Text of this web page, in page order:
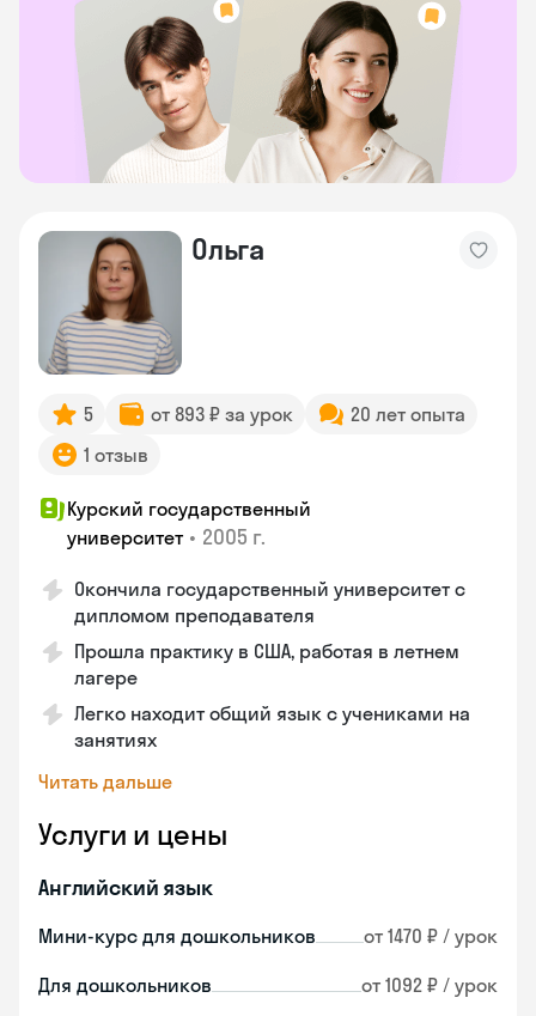
Ольга
5 от 893 ₽ за урок
20 лет опыта
1 отзыв
Курский государственный
университет • 2005 г.
Окончила государственный университет с
дипломом преподавателя
Прошла практику в США, работая в летнем
лагере
Легко находит общий язык с учениками на
занятиях
Читать дальше
Услуги и цены
Английский язык
Мини-курс для дошкольников от 1470 ₽ / урок
Для дошкольников от 1092 ₽ / урок